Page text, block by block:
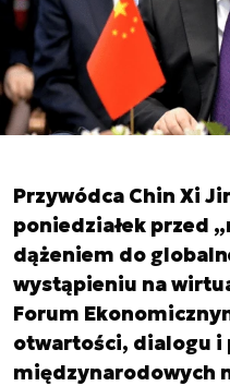
Przywódca Chin Xi
poniedziałek przed
dążeniem do
wystąpieniu na
Forum
otwartości, dialogu i
międzynarodowych